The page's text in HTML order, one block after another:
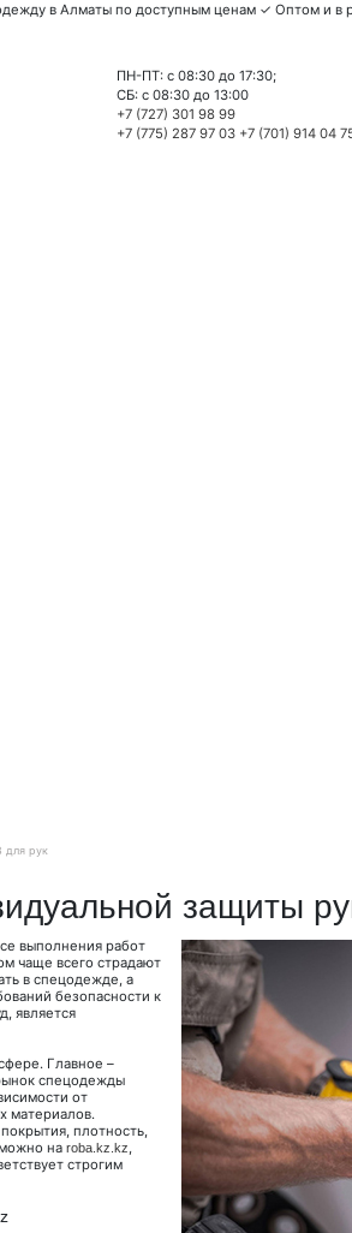
в Алматы по доступным ценам ✓ Оптом и
ПН-ПТ: c 08:30 до 17:30;
СБ: c 08:30 до 13:00
+7 (727) 301 98 99
+7 (775) 287 97 03 +7 (701) 914 04
для рук
защиты
выполнения работ
чаще всего страдают
в спецодежде, а
безопасности к
является
Главное –
спецодежды
от
материалов.
плотность,
можно наroba.kz.kz,
строгим